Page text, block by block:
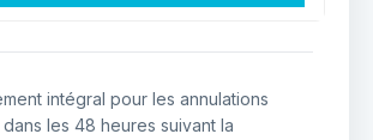
intégral pour les annulations
les 48 heures suivant la